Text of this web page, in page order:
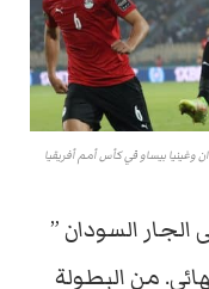
السودان ”
من البطولة